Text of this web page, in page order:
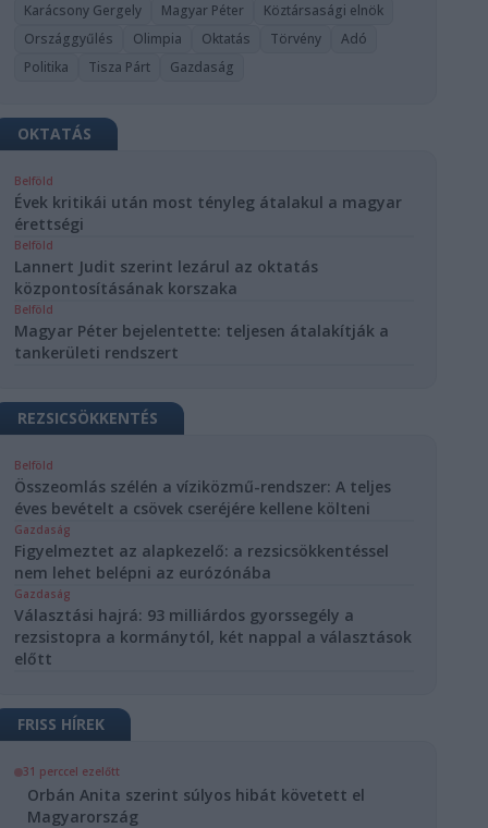
Karácsony Gergely
Magyar Péter
Köztársasági elnök
Országgyűlés
Olimpia Oktatás Törvény
Adó
Politika
Tisza Párt Gazdaság
OKTATÁS
Belföld
Évek kritikái után most tényleg átalakul a magyar
érettségi
Belföld
Lannert Judit szerint lezárul az oktatás
központosításának korszaka
Belföld
Magyar Péter bejelentette: teljesen átalakítják a
tankerületi rendszert
REZSICSÖKKENTÉS
Belföld
Összeomlás szélén a víziközmű-rendszer: A teljes
éves bevételt a csövek cseréjére kellene költeni
Gazdaság
Figyelmeztet az alapkezelő: a rezsicsökkentéssel
nem lehet belépni az eurózónába
Gazdaság
Választási hajrá: 93 milliárdos gyorssegély a
rezsistopra a kormánytól, két nappal a választások
előtt
FRISS HÍREK
31 perccel ezelőtt
Orbán Anita szerint súlyos hibát követett el
Magyarország